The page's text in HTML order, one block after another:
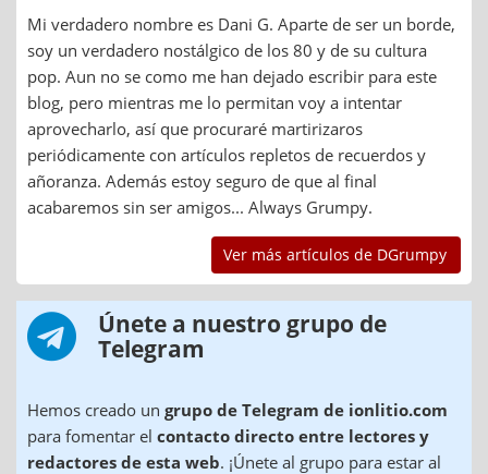
Mi verdadero nombre es Dani G. Aparte de ser un borde,
soy un verdadero nostálgico de los 80 y de su cultura
pop. Aun no se como me han dejado escribir para este
blog, pero mientras me lo permitan voy a intentar
aprovecharlo, así que procuraré martirizaros
periódicamente con artículos repletos de recuerdos y
añoranza. Además estoy seguro de que al final
acabaremos sin ser amigos... Always Grumpy.
Ver más artículos de DGrumpy
Únete a nuestro grupo de
Telegram
Hemos creado un grupo de Telegram de ionlitio.com
para fomentar el contacto directo entre lectores y
redactores de esta web. ¡Únete al grupo para estar al